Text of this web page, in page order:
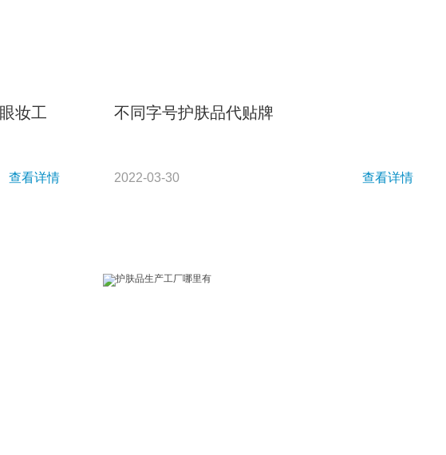
妆工
查看详情
不同字号护肤品代贴牌
2022-03-30 查看详情